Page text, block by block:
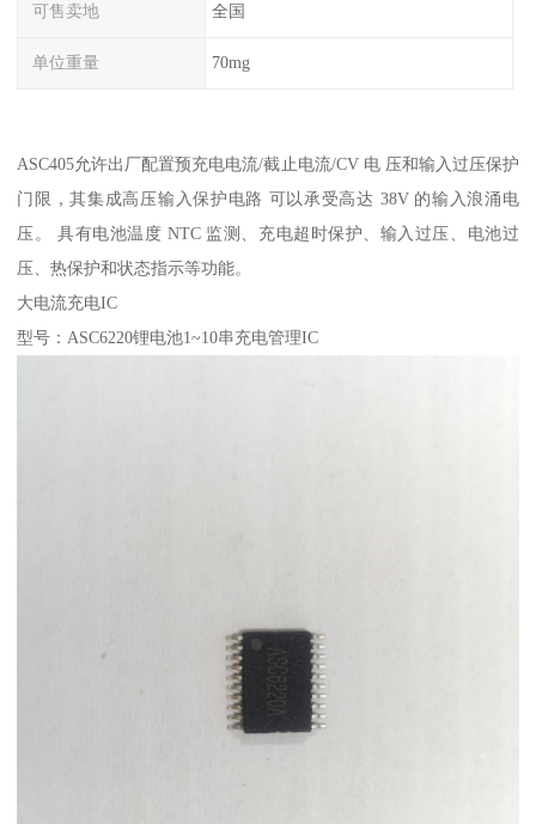
可售卖地 全国
单位重量 70mg
ASC405允许出厂配置预充电电流/截止电流/CV 电 压和输入过压保护
门限，其集成高压输入保护电路 可以承受高达 38V 的输入浪涌电
压。 具有电池温度 NTC 监测、充电超时保护、输入过压、电池过
压、热保护和状态指示等功能。
大电流充电IC
型号：ASC6220锂电池1~10串充电管理IC